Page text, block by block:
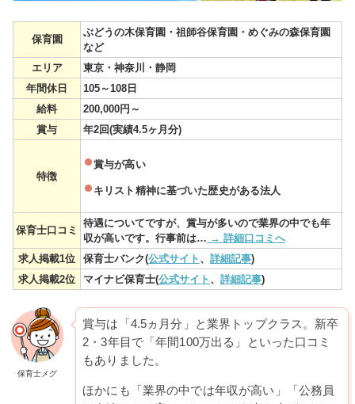
保育園
ぶどうの木保育園・祖師谷保育園・めぐみの森保育園
など
エリア
東京・神奈川・静岡
年間休日
105～108日
給料
200,000円～
賞与
年2回(実績4.5ヶ月分)
特徴
賞与が高い
キリスト精神に基づいた歴史がある法人
保育士口コミ
待遇についてですが、賞与が多いので業界の中でも年
収が高いです。行事前は… → 詳細口コミへ
求人掲載1位
保育士バンク(公式サイト 、 詳細記事)
求人掲載2位
マイナビ保育士(公式サイト 、 詳細記事)
保育士メグ
賞与は「4.5ヵ月分」と業界トップクラス。新卒
2・3年目で「年間100万出る」といった口コミ
もありました。
ほかにも「業界の中では年収が高い」「公務員